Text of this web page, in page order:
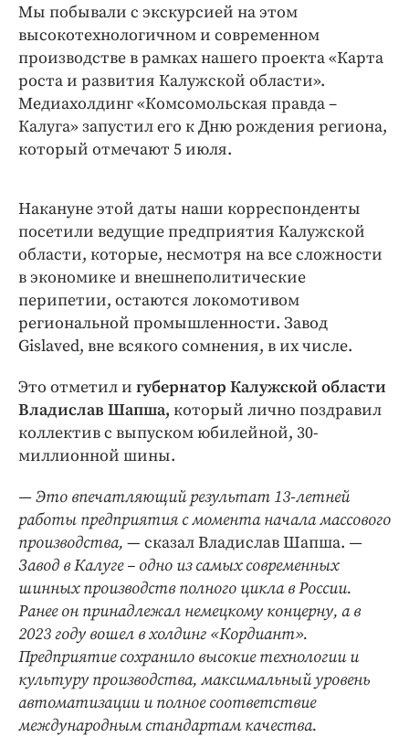
Мы побывали с экскурсией на этом
высокотехнологичном и современном
производстве в рамках нашего проекта «Карта
роста и развития Калужской области».
Медиахолдинг «Комсомольская правда –
Калуга» запустил его к Дню рождения региона,
который отмечают 5 июля.
Накануне этой даты наши корреспонденты
посетили ведущие предприятия Калужской
области, которые, несмотря на все сложности
в экономике и внешнеполитические
перипетии, остаются локомотивом
региональной промышленности. Завод
Gislaved, вне всякого сомнения, в их числе.
Это отметил и губернатор Калужской области
Владислав Шапша, который лично поздравил
коллектив с выпуском юбилейной, 30-
миллионной шины.
— Это впечатляющий результат 13-летней
работы предприятия с момента начала массового
производства, — сказал Владислав Шапша. —
Завод в Калуге – одно из самых современных
шинных производств полного цикла в России.
Ранее он принадлежал немецкому концерну, а в
2023 году вошел в холдинг «Кордиант».
Предприятие сохранило высокие технологии и
культуру производства, максимальный уровень
автоматизации и полное соответствие
международным стандартам качества.